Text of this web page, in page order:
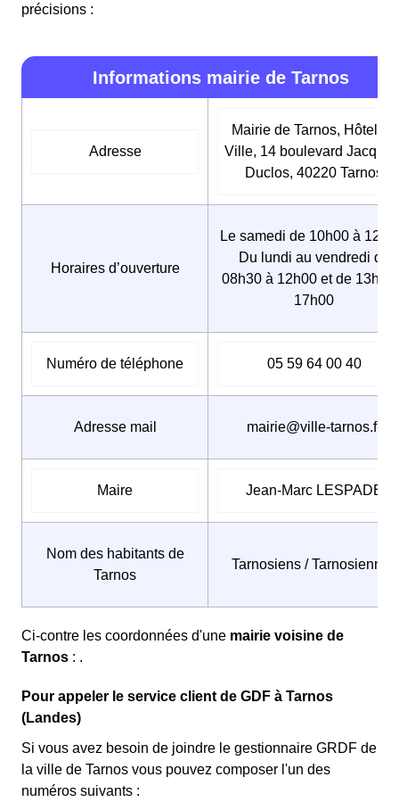
précisions :
Informations mairie de Tarnos
Adresse
Mairie de Tarnos, Hôtel de
Ville, 14 boulevard
Duclos, 40220 Tarnos
Horaires d’ouverture
Le samedi de 10h00 à
Du lundi au vendredi de
08h30 à 12h00 et de 13h30
17h00
Numéro de téléphone 05 59 64 00 40
Adresse mail mairie@ville-tarnos.fr
Maire Jean-Marc LESPADE
Nom des habitants de
Tarnos
Tarnosiens / Tarnosiennes
Ci-contre les coordonnées d'une mairie voisine de
Tarnos : .
Pour appeler le service client de GDF à Tarnos
(Landes)
Si vous avez besoin de joindre le gestionnaire GRDF de
la ville de Tarnos vous pouvez composer l'un des
numéros suivants :